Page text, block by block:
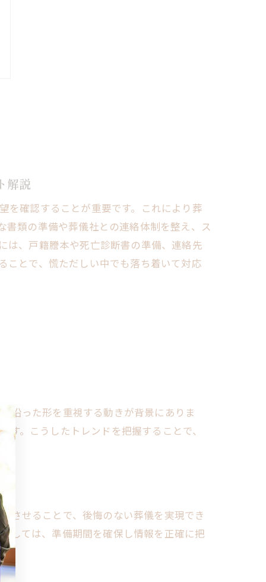
解説
を確認することが重要です。これにより葬
書類の準備や葬儀社との連絡体制を整え、ス
は、戸籍謄本や死亡診断書の準備、連絡先
ことで、慌ただしい中でも落ち着いて対応
沿った形を重視する動きが背景にありま
。こうしたトレンドを把握することで、
させることで、後悔のない葬儀を実現でき
しては、準備期間を確保し情報を正確に把